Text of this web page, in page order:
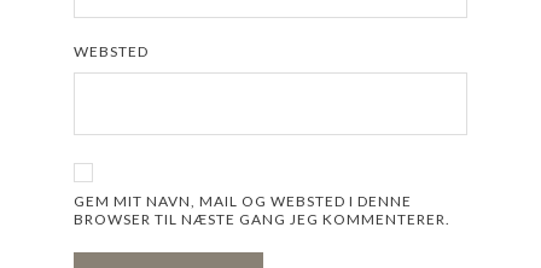
WEBSTED
GEM MIT NAVN, MAIL OG WEBSTED I DENNE
BROWSER TIL NÆSTE GANG JEG KOMMENTERER.